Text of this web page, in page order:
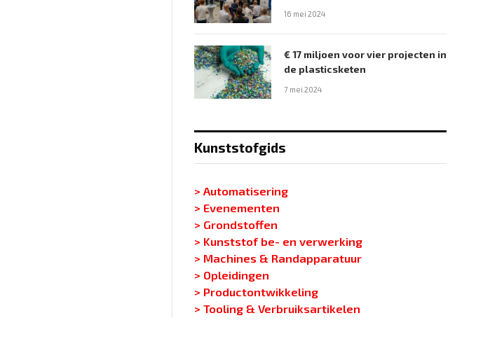
16 mei 2024
€ 17 miljoen voor vier projecten in
de plasticsketen
7 mei 2024
Kunststofgids
> Automatisering
> Evenementen
> Grondstoffen
> Kunststof be- en verwerking
> Machines & Randapparatuur
> Opleidingen
> Productontwikkeling
> Tooling & Verbruiksartikelen